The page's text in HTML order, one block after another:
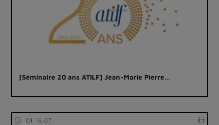
[Séminaire 20 ans ATILF] Jean-Marie Pierre…
01:16:07